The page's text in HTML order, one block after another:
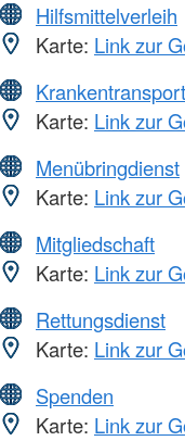
Hilfsmittelverleih
Karte: Link zur
Krankentransport
Karte: Link zur
Menübringdienst
Karte: Link zur
Mitgliedschaft
Karte: Link zur
Rettungsdienst
Karte: Link zur
Spenden
Karte: Link zur